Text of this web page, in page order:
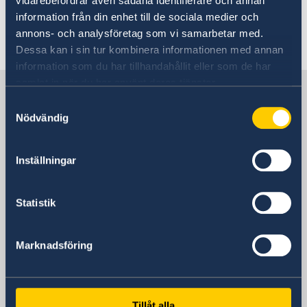
information från din enhet till de sociala medier och
annons- och analysföretag som vi samarbetar med.
Dessa kan i sin tur kombinera informationen med annan
information som du har tillhandahållit eller som de har
Nödvändig
Inställningar
Statistik
Marknadsföring
Namnändring
Utlämning av pass och nationellt id-kort
Samordningsnummer
Senast uppdaterad 21 feb. 2025, 08.12
Sverige i Thailand
Telefonnummer under arbetstid:
Hua Hin - Thailand (Vakant)